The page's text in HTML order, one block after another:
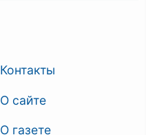
Контакты
О сайте
О газете